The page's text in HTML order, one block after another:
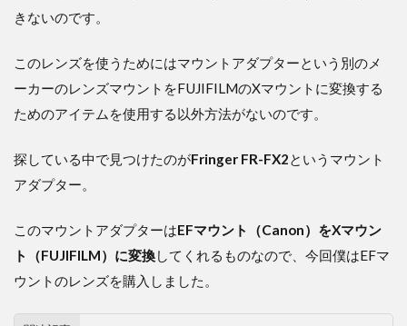
きないのです。
このレンズを使うためにはマウントアダプターという別のメ
ーカーのレンズマウントをFUJIFILMのXマウントに変換する
ためのアイテムを使用する以外方法がないのです。
探している中で見つけたのがFringer FR-FX2 というマウント
アダプター。
このマウントアダプターはEFマウント（Canon）をXマウン
ト（FUJIFILM）に変換してくれるものなので、今回僕はEFマ
ウントのレンズを購入しました。